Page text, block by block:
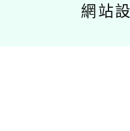
網站